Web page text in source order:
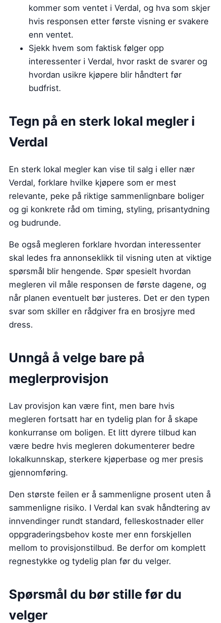
kommer som ventet i Verdal, og hva som skjer
hvis responsen etter første visning er svakere
enn ventet.
Sjekk hvem som faktisk følger opp
interessenter i Verdal, hvor raskt de svarer og
hvordan usikre kjøpere blir håndtert før
budfrist.
Tegn på en sterk lokal megler i
Verdal
En sterk lokal megler kan vise til salg i eller nær
Verdal, forklare hvilke kjøpere som er mest
relevante, peke på riktige sammenlignbare boliger
og gi konkrete råd om timing, styling, prisantydning
og budrunde.
Be også megleren forklare hvordan interessenter
skal ledes fra annonseklikk til visning uten at viktige
spørsmål blir hengende. Spør spesielt hvordan
megleren vil måle responsen de første dagene, og
når planen eventuelt bør justeres. Det er den typen
svar som skiller en rådgiver fra en brosjyre med
dress.
Unngå å velge bare på
meglerprovisjon
Lav provisjon kan være fint, men bare hvis
megleren fortsatt har en tydelig plan for å skape
konkurranse om boligen. Et litt dyrere tilbud kan
være bedre hvis megleren dokumenterer bedre
lokalkunnskap, sterkere kjøperbase og mer presis
gjennomføring.
Den største feilen er å sammenligne prosent uten å
sammenligne risiko. I Verdal kan svak håndtering av
innvendinger rundt standard, felleskostnader eller
oppgraderingsbehov koste mer enn forskjellen
mellom to provisjonstilbud. Be derfor om komplett
regnestykke og tydelig plan før du velger.
Spørsmål du bør stille før du
velger